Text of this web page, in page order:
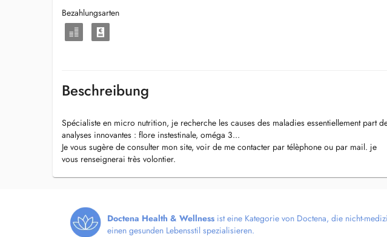
Bezahlungsarten
Beschreibung
Spécialiste en micro nutrition, je recherche les causes des maladies essentiellement part
analyses innovantes : flore instestinale, oméga 3...
Je vous sugère de consulter mon site, voir de me contacter par télèphone ou par mail. je
vous renseignerai très volontier.
Doctena Health & Wellness ist eine Kategorie von Doctena, die nicht-
einen gesunden Lebensstil spezialisieren.